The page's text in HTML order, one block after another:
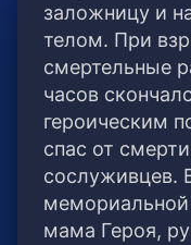
заложницу и
телом. При
смертельные
часов
героическим
спас от
сослуживцев.
мама Героя,